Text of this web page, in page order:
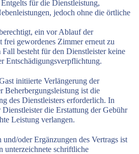
für die Dienstleistung,
jedoch ohne die örtliche
ein vor Ablauf der
frei gewordenes Zimmer erneut zu
besteht für den Dienstleister keine
Entschädigungsverpflichtung.
initiierte Verlängerung der
Beherbergungsleistung ist die
des Dienstleisters erforderlich. In
die Erstattung der Gebühr
Leistung verlangen.
oder Ergänzungen des Vertrags ist
unterzeichnete schriftliche